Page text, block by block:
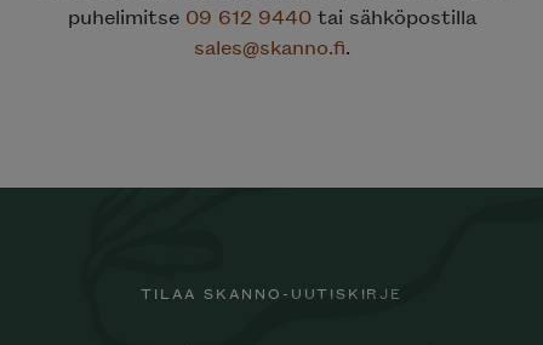
puhelimitse 09 612 9440tai sähköpostilla
sales@skanno.fi.
TILAA SKANNO-UUTISKIRJE